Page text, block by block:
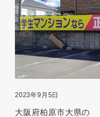
2023年9月5日
大阪府柏原市大県の